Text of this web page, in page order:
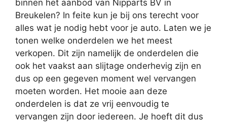
binnen het aanbod van Nipparts BV in
Breukelen? In feite kun je bij ons terecht voor
alles wat je nodig hebt voor je auto. Laten we je
tonen welke onderdelen we het meest
verkopen. Dit zijn namelijk de onderdelen die
ook het vaakst aan slijtage onderhevig zijn en
dus op een gegeven moment wel vervangen
moeten worden. Het mooie aan deze
onderdelen is dat ze vrij eenvoudig te
vervangen zijn door iedereen. Je hoeft dit dus